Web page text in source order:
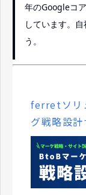
年のGoogleコ
しています。
う。
ferretソリ
グ戦略設